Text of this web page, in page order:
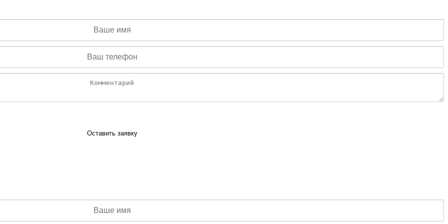
Оставить заявку